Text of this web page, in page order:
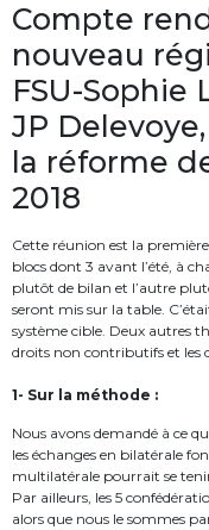
Compte
nouveau
FSU-
JP
la réforme
2018
Cette réunion est la première
blocs dont 3 avant l’été, à
plutôt de bilan et l’autre
seront mis sur la table.
système cible. Deux autres
droits non contributifs et les
1- Sur la méthode :
Nous avons demandé à ce
les échanges en bilatérale
multilatérale pourrait se
Par ailleurs, les 5
alors que nous le sommes